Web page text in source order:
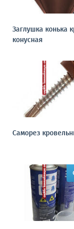
Заглушка конька
конусная
Саморез